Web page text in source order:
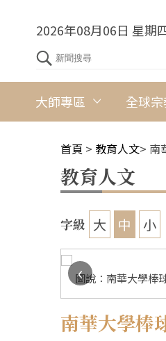
2026年08月06日 星期
大師專區 全球
首頁 > 教育人文> 南
教育人文
字級 大 中 小
圖說：南華大學棒
‹
南華大學棒